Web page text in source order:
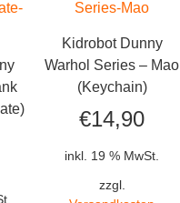
Kidrobot Dunny
Warhol Series – Mao
(Keychain)
€14,90
inkl. 19 % MwSt.
zzgl.